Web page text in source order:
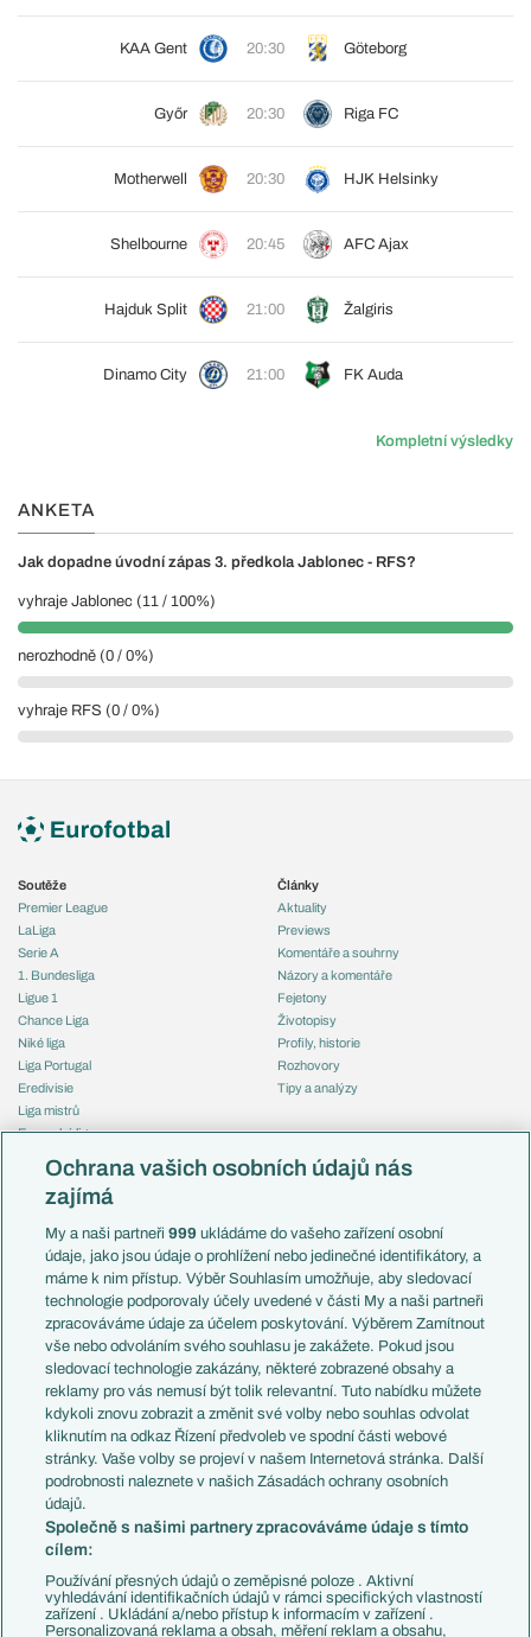
KAA Gent 20:30 Göteborg
Győr 20:30 Riga FC
Motherwell 20:30 HJK Helsinky
Shelbourne 20:45 AFC Ajax
Hajduk Split 21:00 Žalgiris
Dinamo City 21:00 FK Auda
Kompletní výsledky
ANKETA
Jak dopadne úvodní zápas 3. předkola Jablonec - RFS?
vyhraje Jablonec (11 / 100%)
nerozhodně (0 / 0%)
vyhraje RFS (0 / 0%)
Soutěže
Premier League
LaLiga
Serie A
1. Bundesliga
Ligue 1
Chance Liga
Niké liga
Liga Portugal
Eredivisie
Liga mistrů
Evropská liga
Mistrovství světa
Liga národů
Témata
Představení týmů MS
EuroSkauting
PL v kostce
Evropské koeficienty
Přestupy
Přestupové spekulace
Zranění
Kluby
Arsenal FC
Chelsea FC
Manchester United
AC Milán
Juventus FC
Bayern Mnichov
FC Barcelona
Články
Aktuality
Previews
Komentáře a souhrny
Názory a komentáře
Fejetony
Životopisy
Profily, historie
Rozhovory
Tipy a analýzy
Česko
Francie
Itálie
Německo
Španělsko
Argentina
Brazílie
Přestupy
Zápasy
Livescore
Tipovací soutěž
Ochrana vašich osobních údajů nás
zajímá
My a naši partneři999 ukládáme do vašeho zařízení osobní
údaje, jako jsou údaje o prohlížení nebo jedinečné identifikátory, a
máme k nim přístup. Výběr Souhlasím umožňuje, aby sledovací
technologie podporovaly účely uvedené v části My a naši partneři
zpracováváme údaje za účelem poskytování. Výběrem Zamítnout
vše nebo odvoláním svého souhlasu je zakážete. Pokud jsou
sledovací technologie zakázány, některé zobrazené obsahy a
reklamy pro vás nemusí být tolik relevantní. Tuto nabídku můžete
kdykoli znovu zobrazit a změnit své volby nebo souhlas odvolat
kliknutím na odkaz Řízení předvoleb ve spodní části webové
stránky. Vaše volby se projeví v našem Internetová stránka. Další
podrobnosti naleznete v našich Zásadách ochrany osobních
údajů.
Společně s našimi partnery zpracováváme údaje s tímto
cílem:
Používání přesných údajů o zeměpisné poloze . Aktivní
vyhledávání identifikačních údajů v rámci specifických vlastností
zařízení . Ukládání a/nebo přístup k informacím v zařízení .
Personalizovaná reklama a obsah, měření reklam a obsahu,